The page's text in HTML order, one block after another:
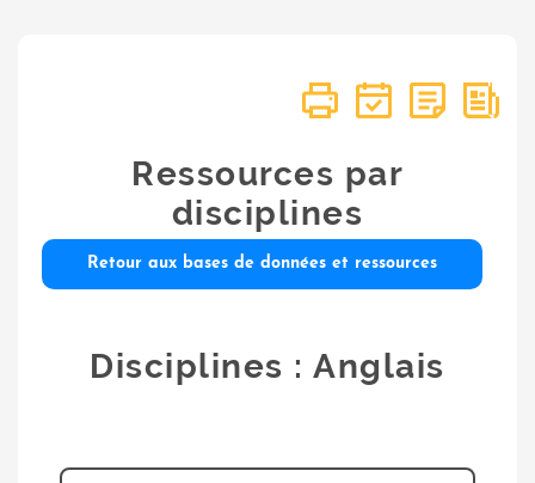
Ressources par
disciplines
Retour aux bases de données et ressources
Disciplines : Anglais